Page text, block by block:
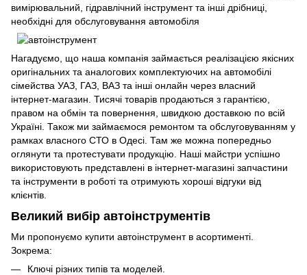
вимірювальний, гідравлічний інструмент та інші дрібниці,
необхідні для обслуговування автомобіля
Нагадуємо, що наша компанія займається реалізацією якісних
оригінальних та аналогових комплектуючих на автомобілі
сімейства УАЗ, ГАЗ, ВАЗ та інші онлайн через власний
інтернет-магазин. Тисячі товарів продаються з гарантією,
правом на обмін та повернення, швидкою доставкою по всій
Україні. Також ми займаємося ремонтом та обслуговуванням у
рамках власного СТО в Одесі. Там же можна попередньо
оглянути та протестувати продукцію. Наші майстри успішно
використовують представлені в інтернет-магазині запчастини
та інструменти в роботі та отримують хороші відгуки від
клієнтів.
Великий вибір автоінструментів
Ми пропонуємо купити автоінструмент в асортименті.
Зокрема:
Ключі різних типів та моделей.